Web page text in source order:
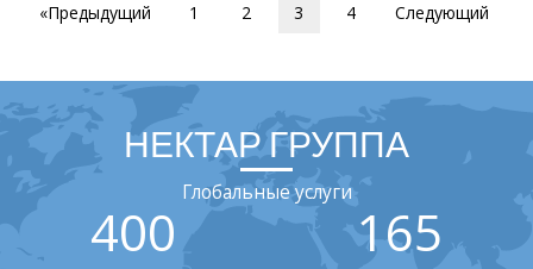
«Предыдущий 1 2 3 4 Следующий
НЕКТАР ГРУППА
Глобальные услуги
400 165